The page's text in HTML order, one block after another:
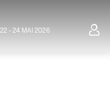
22 - 24 MAI 2026